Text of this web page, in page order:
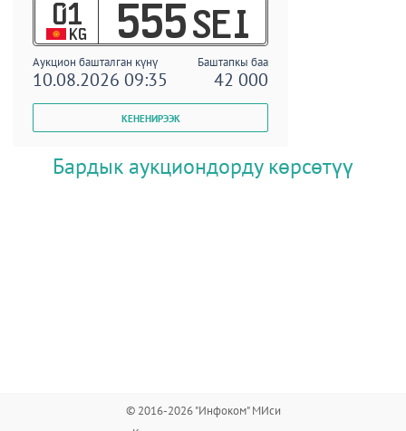
01
KG 555 SEI
Аукцион башталган күнү Баштапкы баа
10.08.2026 09:35 42 000
Бардык аукциондорду көрсөтүү
© 2016-2026 "Инфоком" МИси